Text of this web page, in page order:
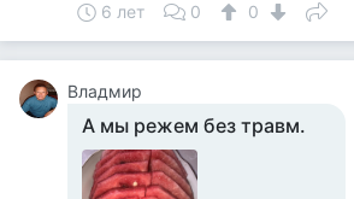
6 лет 0 0
Владмир
А мы режем без травм.